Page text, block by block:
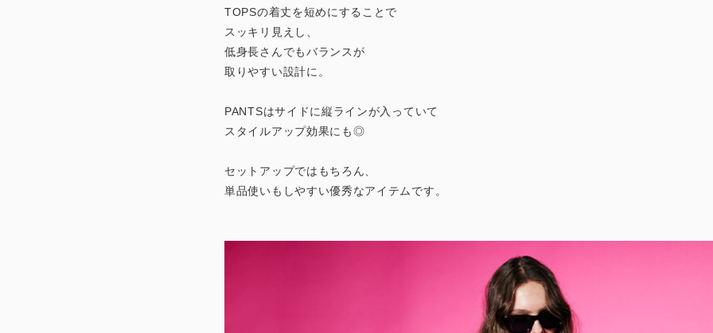
TOPSの着丈を短めにすることで
スッキリ見えし、
低身長さんでもバランスが
取りやすい設計に。
PANTSはサイドに縦ラインが入っていて
スタイルアップ効果にも◎
セットアップではもちろん、
単品使いもしやすい優秀なアイテムです。